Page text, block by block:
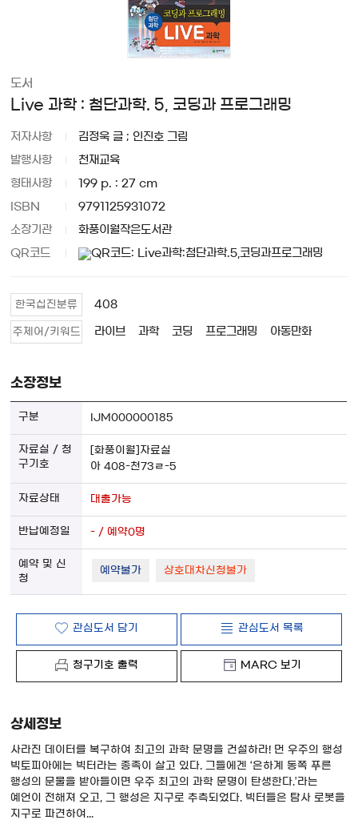
도서
Live 과학 : 첨단과학. 5, 코딩과 프로그래밍
저자사항 김정욱 글 ; 인진호 그림
발행사항 천재교육
형태사항 199 p. : 27 cm
ISBN 9791125931072
소장기관 화풍이월작은도서관
QR코드
한국십진분류 408
주제어/키워드 라이브 과학 코딩 프로그래밍 아동만화
소장정보
IJM000000185
[화풍이월]자료실
아 408-천73ㄹ-5
대출가능
- / 예약0명
예약불가 상호대차신청불가
관심도서 담기 관심도서 목록
청구기호 출력 MARC 보기
상세정보
사라진 데이터를 복구하여 최고의 과학 문명을 건설하라! 먼 우주의 행성
빅토피아에는 빅터라는 종족이 살고 있다. 그들에겐 ‘은하계 동쪽 푸른
행성의 문물을 받아들이면 우주 최고의 과학 문명이 탄생한다.’라는
예언이 전해져 오고, 그 행성은 지구로 추측되었다. 빅터들은 탐사 로봇을
지구로 파견하여...